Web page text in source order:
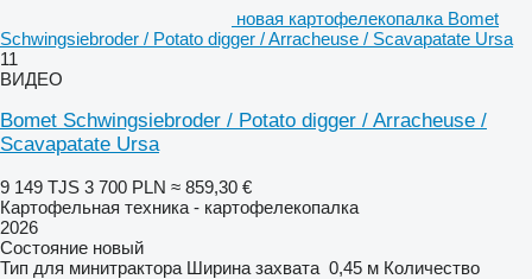
новая картофелекопалка Bomet
Schwingsiebroder / Potato digger / Arracheuse / Scavapatate Ursa
11
ВИДЕО
Bomet Schwingsiebroder / Potato digger / Arracheuse /
Scavapatate Ursa
9 149 TJS 3 700 PLN ≈ 859,30 €
Картофельная техника - картофелекопалка
2026
Состояние новый
Тип для минитрактора Ширина захвата 0,45 м Количество